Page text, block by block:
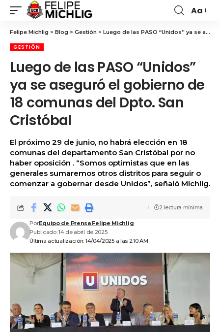
Aa
Felipe Michlig > Blog > Gestión > Luego de las PASO “Unidos” ya se aseguró el gobierno de 18 comunas del Dpto. San Cristóbal
GESTIÓN
Luego de las PASO “Unidos”
ya se aseguró el gobierno de
18 comunas del Dpto. San
Cristóbal
El próximo 29 de junio, no habrá elección en 18
comunas del departamento San Cristóbal por no
haber oposición . “Somos optimistas que en las
generales sumaremos otros distritos para seguir o
comenzar a gobernar desde Unidos”, señaló Michlig.
Última actualización: 14/04/2025 a las 2:10 AM
PorEquipo de Prensa Felipe Michlig
Publicado: 14 de abril de 2025
2 lectura mínima